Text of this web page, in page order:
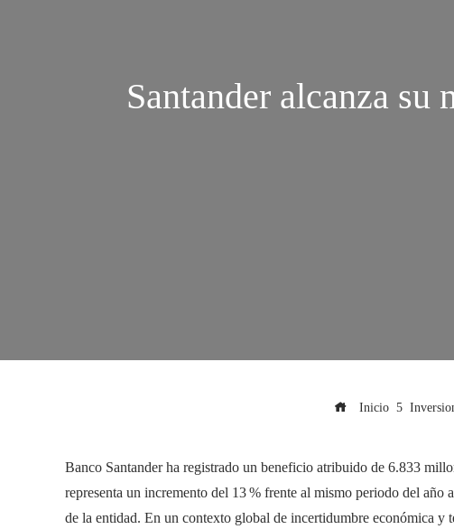
Santander alcanza su
Inicio
Banco Santander ha registrado un beneficio atribuido de 6.833
representa un incremento del 13 % frente al mismo periodo del año
de la entidad. En un contexto global de incertidumbre económica